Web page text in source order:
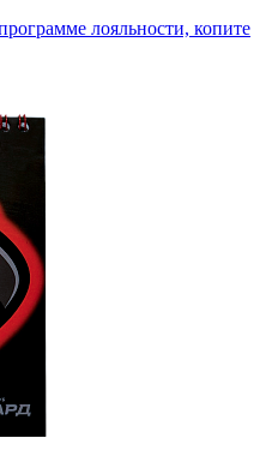
лояльности, копите